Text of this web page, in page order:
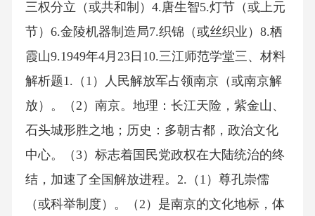
三权分立（或共和制）4.唐生智5.灯节（或上元
节）6.金陵机器制造局7.织锦（或丝织业）8.栖
霞山9.1949年4月23日10.三江师范学堂三、材料
解析题1.（1）人民解放军占领南京（或南京解
放）。（2）南京。地理：长江天险，紫金山、
石头城形胜之地；历史：多朝古都，政治文化
中心。（3）标志着国民党政权在大陆统治的终
结，加速了全国解放进程。2.（1）尊孔崇儒
（或科举制度）。（2）是南京的文化地标，体